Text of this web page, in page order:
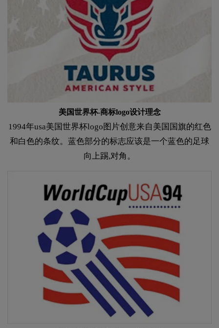
美国世界杯-商标logo设计理念
1994年usa美国世界杯logo图片创意来自美国国旗的红色
和白色的条纹。蓝色部分的标志应该是一个蓝色的足球
向上踢,对角。